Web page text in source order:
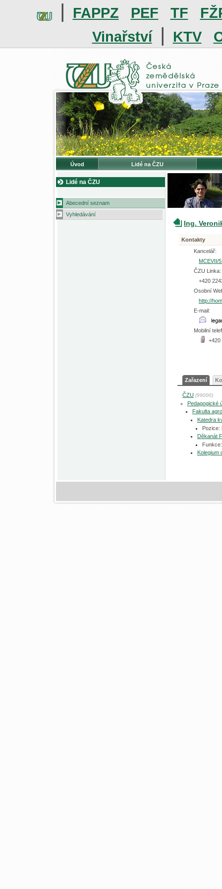
| FAPPZ PEF TF
Vinařství | KTV
Úvod Lidé na ČZU
Lidé na ČZU
Abecední seznam
Vyhledávání
Ing.
Kontakty
Kancelář:
MCEVII/
ČZU Linka:
+420
Osobní
http://
E-mail:
Mobilní
+420
Zařazení
ČZU (99000)
Pedagogické
Fakulta
Katedra
Pozice:
Děkanát
Funkce:
Kolegium